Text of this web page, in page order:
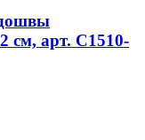
см, арт. С1510-